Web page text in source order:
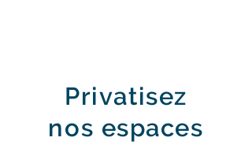
Privatisez
nos espaces